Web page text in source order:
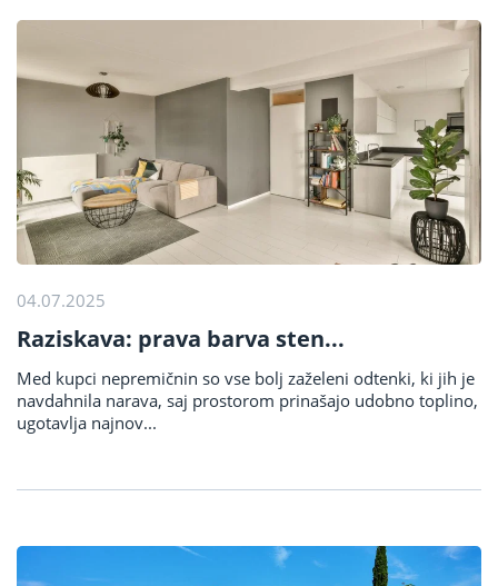
04.07.2025
Raziskava: prava barva sten...
Med kupci nepremičnin so vse bolj zaželeni odtenki, ki jih je
navdahnila narava, saj prostorom prinašajo udobno toplino,
ugotavlja najnov...